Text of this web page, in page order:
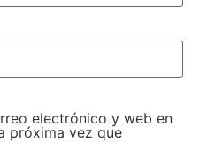
electrónico y web en
próxima vez que